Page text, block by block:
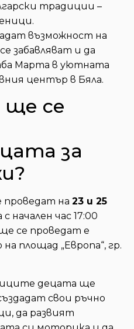
традиции –
възможност на
забавляват и да
Марта в уютната
център в Бяла.
ще се
за
на 23 и 25
начален час 17:00
се проведат е
площад „Европа“, гр.
децата ще
свои ръчно
да развият